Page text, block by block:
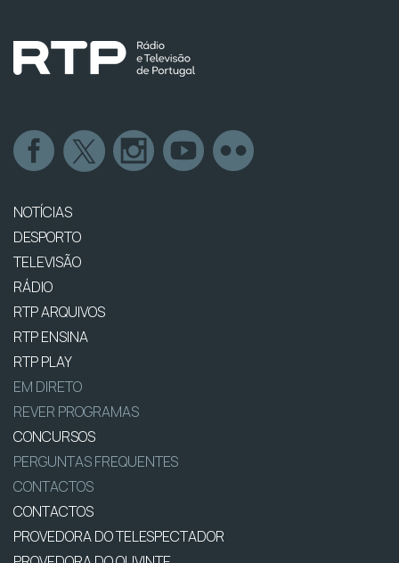
NOTÍCIAS
DESPORTO
TELEVISÃO
RÁDIO
RTP ARQUIVOS
RTP ENSINA
RTP PLAY
EM DIRETO
REVER PROGRAMAS
CONCURSOS
PERGUNTAS FREQUENTES
CONTACTOS
CONTACTOS
PROVEDORA DO TELESPECTADOR